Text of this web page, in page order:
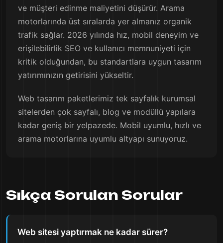
ve müşteri edinme maliyetini düşürür. Arama
motorlarında üst sıralarda yer almanız organik
trafik sağlar. 2026 yılında hız, mobil deneyim ve
erişilebilirlik SEO ve kullanıcı memnuniyeti için
kritik olduğundan, bu standartlara uygun tasarım
yatırımınızın getirisini yükseltir.
Web tasarım paketlerimiz tek sayfalık kurumsal
sitelerden çok sayfalı, blog ve modüllü yapılara
kadar geniş bir yelpazede. Mobil uyumlu, hızlı ve
arama motorlarına uyumlu altyapı sunuyoruz.
Sıkça Sorulan Sorular
Web sitesi yaptırmak ne kadar sürer?